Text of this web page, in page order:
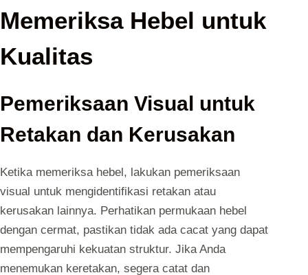
Memeriksa Hebel untuk
Kualitas
Pemeriksaan Visual untuk
Retakan dan Kerusakan
Ketika memeriksa hebel, lakukan pemeriksaan
visual untuk mengidentifikasi retakan atau
kerusakan lainnya. Perhatikan permukaan hebel
dengan cermat, pastikan tidak ada cacat yang dapat
mempengaruhi kekuatan struktur. Jika Anda
menemukan keretakan, segera catat dan